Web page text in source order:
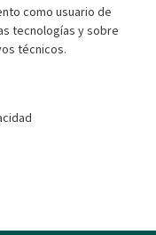
como usuario de
tecnologías y sobre
técnicos.